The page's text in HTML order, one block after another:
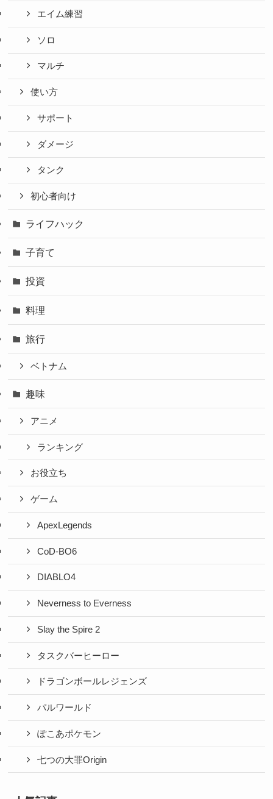
エイム練習
ソロ
マルチ
使い方
サポート
ダメージ
タンク
初心者向け
ライフハック
子育て
投資
料理
旅行
ベトナム
趣味
アニメ
ランキング
お役立ち
ゲーム
ApexLegends
CoD-BO6
DIABLO4
Neverness to Everness
Slay the Spire 2
タスクバーヒーロー
ドラゴンボールレジェンズ
パルワールド
ぽこあポケモン
七つの大罪Origin